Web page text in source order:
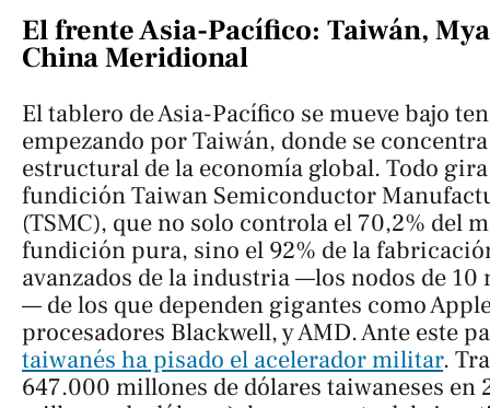
El frente Asia-Pacífico: Taiwán,
China Meridional
El tablero de Asia-Pacífico se mueve bajo
empezando por Taiwán, donde se
estructural de la economía global. Todo
fundición Taiwan Semiconductor
(TSMC), que no solo controla el 70,2% del
fundición pura, sino el 92% de la
avanzados de la industria —los nodos de 10
— de los que dependen gigantes como
procesadores Blackwell, y AMD. Ante este
taiwanés ha pisado el acelerador militar.
647.000 millones de dólares taiwaneses en